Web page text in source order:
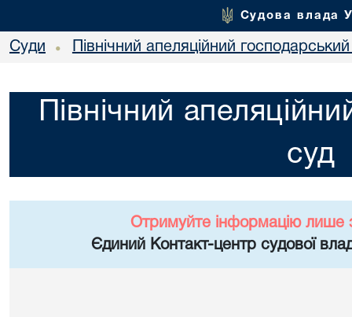
Судова влада
Суди • Північний апеляційний
Північний
суд
Отримуйте інформацію лише
Єдиний Контакт-центр судової